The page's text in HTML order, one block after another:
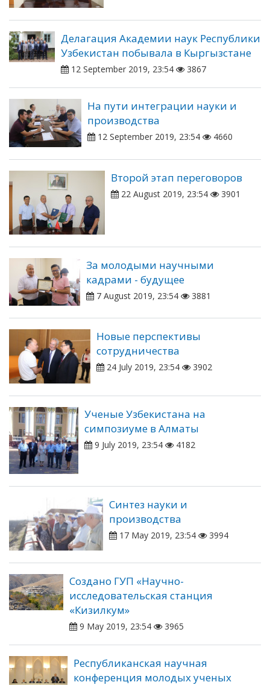
Делагация Академии наук Республики
Узбекистан побывала в Кыргызстане
12 September 2019, 23:54 3867
На пути интеграции науки и
производства
12 September 2019, 23:54 4660
Второй этап переговоров
22 August 2019, 23:54 3901
За молодыми научными
кадрами - будущее
7 August 2019, 23:54 3881
Новые перспективы
сотрудничества
24 July 2019, 23:54 3902
Ученые Узбекистана на
симпозиуме в Алматы
9 July 2019, 23:54 4182
Синтез науки и
производства
17 May 2019, 23:54 3994
Создано ГУП «Научно-
исследовательская станция
«Кизилкум»
9 May 2019, 23:54 3965
Республиканская научная
конференция молодых ученых